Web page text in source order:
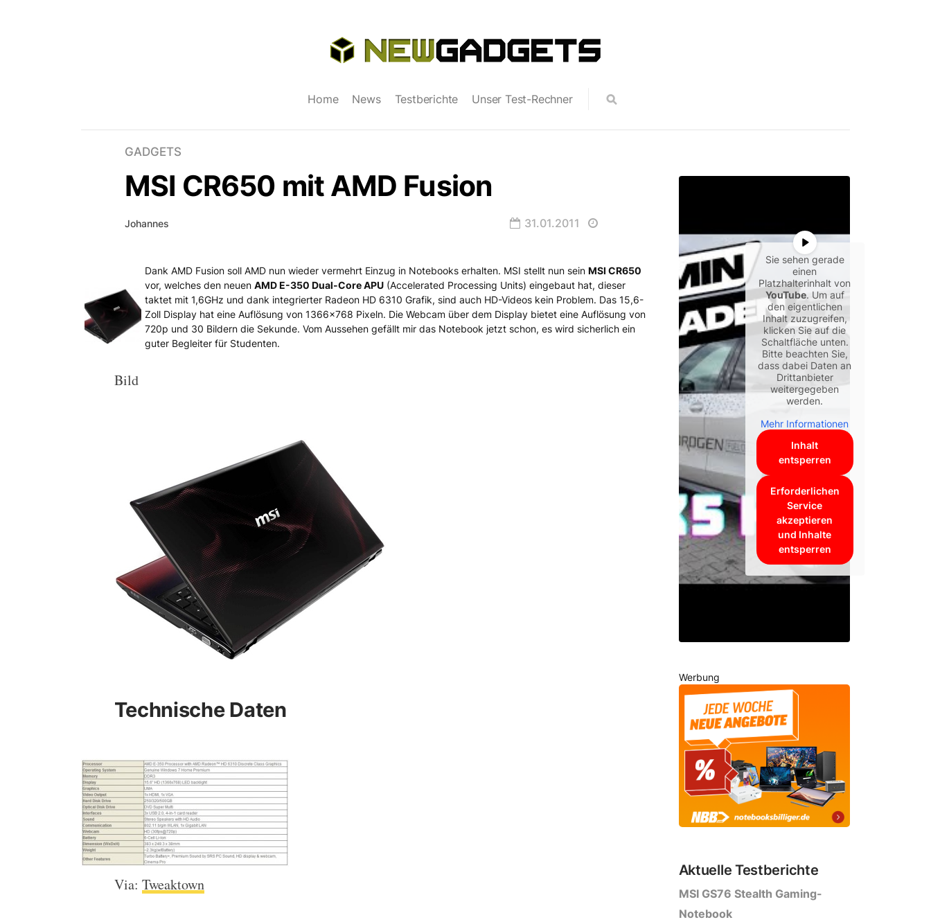
Home News Testberichte Unser Test-Rechner
GADGETS
MSI CR650 mit AMD Fusion
Johannes 31.01.2011
MSI CR650 mit AMD Fusion
Dank AMD Fusion soll AMD nun wieder vermehrt Einzug in Notebooks erhalten. MSI stellt nun sein MSI CR650
vor, welches den neuen AMD E-350 Dual-Core APU (Accelerated Processing Units) eingebaut hat, dieser
taktet mit 1,6GHz und dank integrierter Radeon HD 6310 Grafik, sind auch HD-Videos kein Problem. Das 15,6-
Zoll Display hat eine Auflösung von 1366×768 Pixeln. Die Webcam über dem Display bietet eine Auflösung von
720p und 30 Bildern die Sekunde. Vom Aussehen gefällt mir das Notebook jetzt schon, es wird sicherlich ein
guter Begleiter für Studenten.
Bild
Technische Daten
Via: Tweaktown
Sie sehen gerade
einen
Platzhalterinhalt von
YouTube. Um auf
den eigentlichen
Inhalt zuzugreifen,
klicken Sie auf die
Schaltfläche unten.
Bitte beachten Sie,
dass dabei Daten an
Drittanbieter
weitergegeben
werden.
Mehr Informationen
Inhalt
entsperren
Erforderlichen
Service
akzeptieren
und Inhalte
entsperren
Werbung
Aktuelle Testberichte
MSI GS76 Stealth Gaming-
Notebook